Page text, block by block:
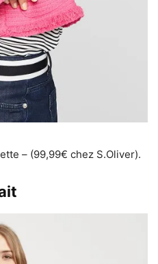
– (99,99€ chez S.Oliver).